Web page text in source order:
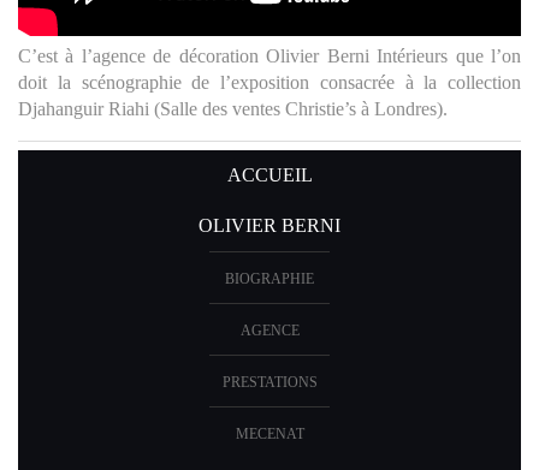
En créant la collection « Volanges », Olivier Berni a voulu
remettre à l’honneur le foisonnement créatif des styles décoratifs
français des 18e et 19e siècles. Ligne de passementerie disponible
OLIVIER BERNI
BIOGRAPHIE
AGENCE
PRESTATIONS